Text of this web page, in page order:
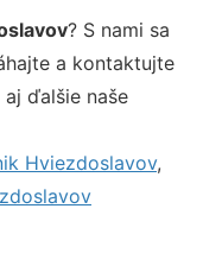
? S nami sa
a kontaktujte
ďalšie naše
Hviezdoslavov,